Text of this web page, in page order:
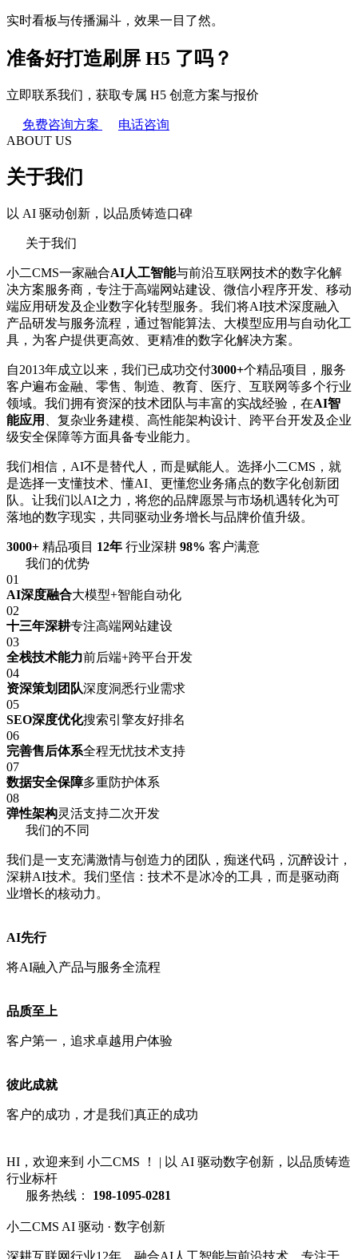
实时看板与传播漏斗，效果一目了然。
准备好打造刷屏 H5 了吗？
立即联系我们，获取专属 H5 创意方案与报价
免费咨询方案
电话咨询
ABOUT US
关于我们
以 AI 驱动创新，以品质铸造口碑
关于我们
小二CMS一家融合AI人工智能与前沿互联网技术的数字化解
决方案服务商，专注于高端网站建设、微信小程序开发、移动
端应用研发及企业数字化转型服务。我们将AI技术深度融入
产品研发与服务流程，通过智能算法、大模型应用与自动化工
具，为客户提供更高效、更精准的数字化解决方案。
自2013年成立以来，我们已成功交付3000+个精品项目，服务
客户遍布金融、零售、制造、教育、医疗、互联网等多个行业
领域。我们拥有资深的技术团队与丰富的实战经验，在AI智
能应用
、复杂业务建模、高性能架构设计、跨平台开发及企业
级安全保障等方面具备专业能力。
我们相信，AI不是替代人，而是赋能人。选择小二CMS，就
是选择一支懂技术、懂AI、更懂您业务痛点的数字化创新团
队。让我们以AI之力，将您的品牌愿景与市场机遇转化为可
落地的数字现实，共同驱动业务增长与品牌价值升级。
3000+ 精品项目 12年 行业深耕 98% 客户满意
我们的优势
01
AI深度融合大模型+智能自动化
02
十三年深耕专注高端网站建设
03
全栈技术能力前后端+跨平台开发
04
资深策划团队深度洞悉行业需求
05
SEO深度优化搜索引擎友好排名
06
完善售后体系全程无忧技术支持
07
数据安全保障多重防护体系
08
弹性架构灵活支持二次开发
我们的不同
我们是一支充满激情与创造力的团队，痴迷代码，沉醉设计，
深耕AI技术。我们坚信：技术不是冰冷的工具，而是驱动商
业增长的核动力。
AI先行
将AI融入产品与服务全流程
品质至上
客户第一，追求卓越用户体验
彼此成就
客户的成功，才是我们真正的成功
HI，欢迎来到 小二CMS ！ | 以 AI 驱动数字创新，以品质铸造
行业标杆
服务热线：
198-1095-0281
小二CMS AI 驱动 · 数字创新
深耕互联网行业12年，融合AI人工智能与前沿技术，专注于